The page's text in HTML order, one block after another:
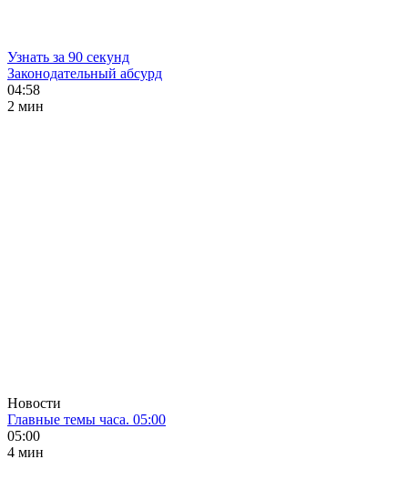
Узнать за 90 секунд
Законодательный абсурд
04:58
2 мин
Новости
Главные темы часа. 05:00
05:00
4 мин